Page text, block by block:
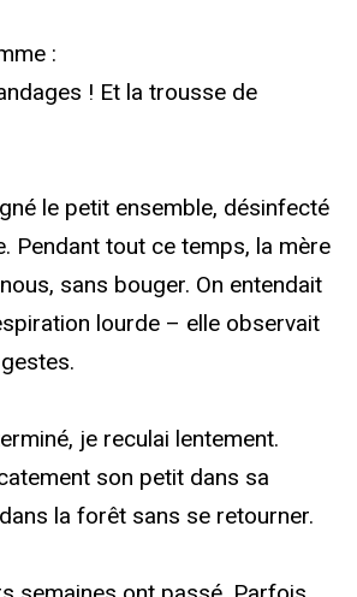
:
! Et la trousse de
le petit ensemble, désinfecté
Pendant tout ce temps, la mère
sans bouger. On entendait
lourde – elle observait
je reculai lentement.
son petit dans sa
la forêt sans se retourner.